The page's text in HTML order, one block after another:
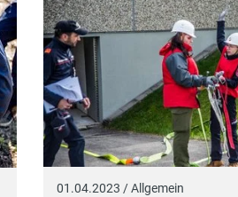
01.04.2023 / Allgemein